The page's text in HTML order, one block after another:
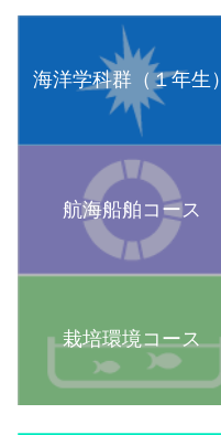
海洋学科群（１年生）
航海船舶コース
栽培環境コース